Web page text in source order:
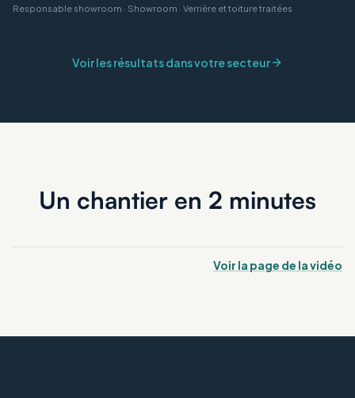
Responsable showroom · Showroom · Verrière et toiture traitées
Voir les résultats dans votre secteur
Un chantier en 2 minutes
Voir la page de la vidéo